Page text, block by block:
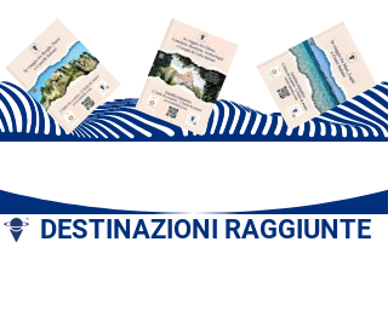
DESTINAZIONI RAGGIUNTE